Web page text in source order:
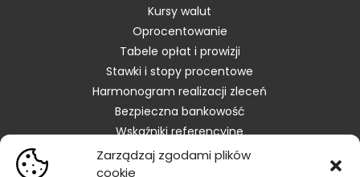
Zarządzaj zgodami plików
cookie
Kursy walut
Oprocentowanie
Tabele opłat i prowizji
Stawki i stopy procentowe
Harmonogram realizacji zleceń
Bezpieczna bankowość
Wskaźniki referencyjne